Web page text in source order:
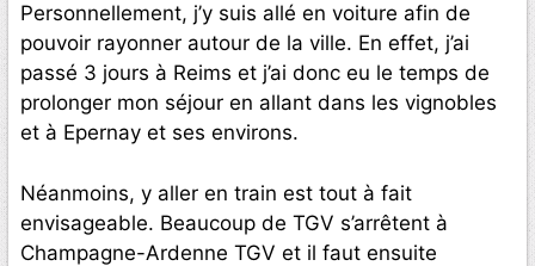
Personnellement, j’y suis allé en voiture afin de
pouvoir rayonner autour de la ville. En effet, j’ai
passé 3 jours à Reims et j’ai donc eu le temps de
prolonger mon séjour en allant dans les vignobles
et à Epernay et ses environs.
Néanmoins, y aller en train est tout à fait
envisageable. Beaucoup de TGV s’arrêtent à
Champagne-Ardenne TGV et il faut ensuite